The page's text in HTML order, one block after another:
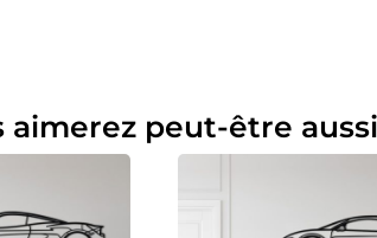
aimerez peut-être aussi